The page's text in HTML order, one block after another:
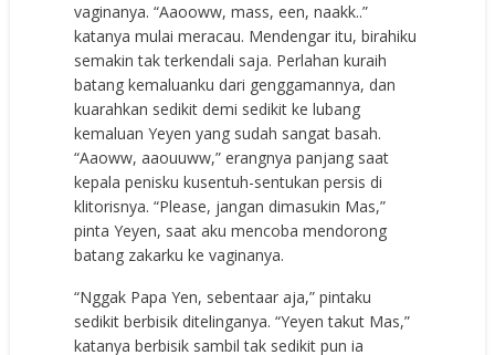
vaginanya. “Aaooww, mass, een, naakk..”
katanya mulai meracau. Mendengar itu, birahiku
semakin tak terkendali saja. Perlahan kuraih
batang kemaluanku dari genggamannya, dan
kuarahkan sedikit demi sedikit ke lubang
kemaluan Yeyen yang sudah sangat basah.
“Aaoww, aaouuww,” erangnya panjang saat
kepala penisku kusentuh-sentukan persis di
klitorisnya. “Please, jangan dimasukin Mas,”
pinta Yeyen, saat aku mencoba mendorong
batang zakarku ke vaginanya.
“Nggak Papa Yen, sebentaar aja,” pintaku
sedikit berbisik ditelinganya. “Yeyen takut Mas,”
katanya berbisik sambil tak sedikit pun ia